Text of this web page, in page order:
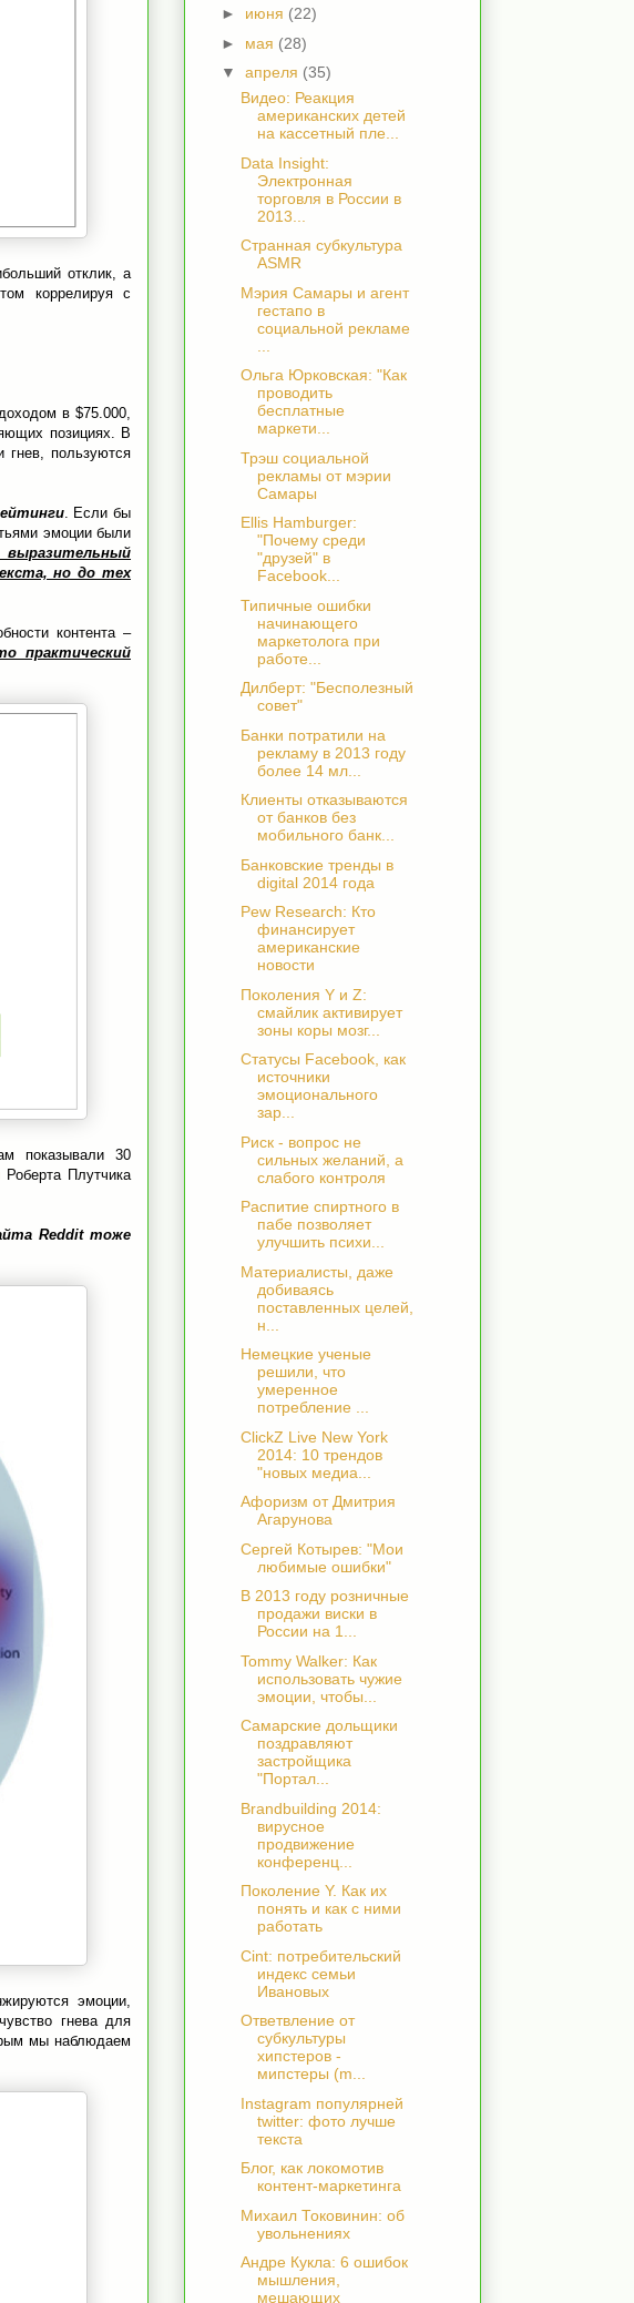
отклик, а
коррелируя с
в $75.000,
позициях. В
гнев, пользуются
. Если бы
эмоции были
выразительный
но до тех
контента –
практический
показывали 30
Роберта Плутчика
Reddit тоже
эмоции,
гнева для
мы наблюдаем
► июня (22)
► мая (28)
▼ апреля (35)
Видео: Реакция
американских детей
на кассетный пле...
Data Insight:
Электронная
торговля в России в
2013...
Странная субкультура
ASMR
Мэрия Самары и агент
гестапо в
социальной рекламе
Ольга Юрковская: "Как
проводить
бесплатные
маркети...
Трэш социальной
рекламы от мэрии
Самары
Ellis Hamburger:
"Почему среди
"друзей" в
Facebook...
Типичные ошибки
начинающего
маркетолога при
работе...
Дилберт: "Бесполезный
совет"
Банки потратили на
рекламу в 2013 году
более 14 мл...
Клиенты отказываются
от банков без
мобильного банк...
Банковские тренды в
digital 2014 года
Pew Research: Кто
финансирует
американские
новости
Поколения Y и Z:
смайлик активирует
зоны коры мозг...
Статусы Facebook, как
источники
эмоционального
зар...
Риск - вопрос не
сильных желаний, а
слабого контроля
Распитие спиртного в
пабе позволяет
улучшить психи...
Материалисты, даже
добиваясь
поставленных целей,
н...
Немецкие ученые
решили, что
умеренное
потребление ...
ClickZ Live New York
2014: 10 трендов
"новых медиа...
Афоризм от Дмитрия
Агарунова
Сергей Котырев: "Мои
любимые ошибки"
В 2013 году розничные
продажи вис­ки в
России на 1...
Tommy Walker: Как
использовать чужие
эмоции, чтобы...
Самарские дольщики
поздравляют
застройщика
"Портал...
Brandbuilding 2014:
вирусное
продвижение
конференц...
Поколение Y. Как их
понять и как с ними
работать
Cint: потребительский
индекс семьи
Ивановых
Ответвление от
субкультуры
хипстеров -
мипстеры (m...
Instagram популярней
twitter: фото лучше
текста
Блог, как локомотив
контент-маркетинга
Михаил Токовинин: об
увольнениях
Андре Кукла: 6 ошибок
мышления,
мешающих